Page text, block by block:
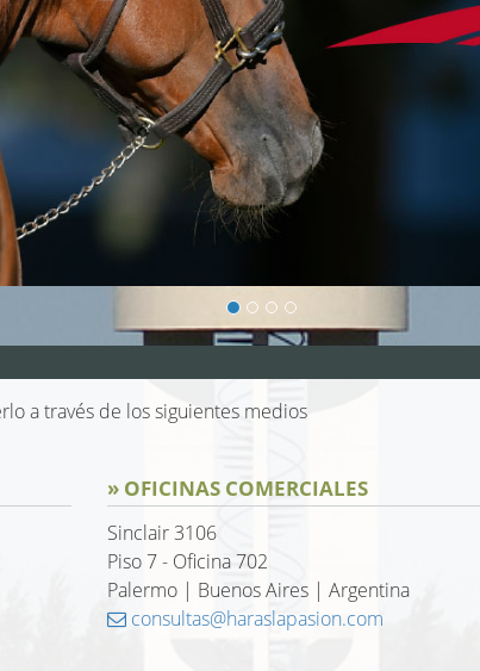
a través de los siguientes medios
» OFICINAS COMERCIALES
Sinclair 3106
Piso 7 - Oficina 702
Palermo | Buenos Aires | Argentina
consultas@haraslapasion.com